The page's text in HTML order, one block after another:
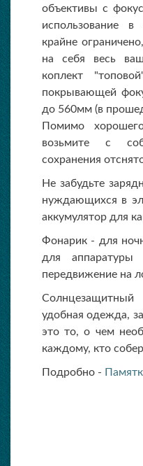
объективы с
использование
крайне
на себя весь
коплект
покрывающей
до 560мм (в
Помимо
возьмите с
сохранения
Не забудьте
нуждающихся в
аккумулятор для
Фонарик - для
для
передвижение на
удобная одежда,
это то, о чем
каждому, кто
Подробно -